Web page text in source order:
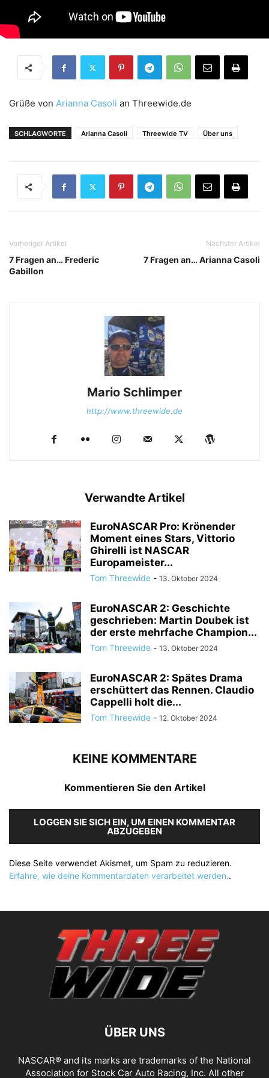
Grüße von Arianna Casoli an Threewide.de
SCHLAGWORTE Arianna Casoli Threewide TV Über uns
Vorheriger Artikel
7 Fragen an… Frederic
Gabillon
Nächster Artikel
7 Fragen an… Arianna Casoli
Mario Schlimper
http://www.threewide.de
Verwandte Artikel
EuroNASCAR Pro: Krönender
Moment eines Stars, Vittorio
Ghirelli ist NASCAR
Europameister...
Tom Threewide - 13. Oktober 2024
EuroNASCAR 2: Geschichte
geschrieben: Martin Doubek ist
der erste mehrfache Champion...
Tom Threewide - 13. Oktober 2024
EuroNASCAR 2: Spätes Drama
erschüttert das Rennen. Claudio
Cappelli holt die...
Tom Threewide - 12. Oktober 2024
KEINE KOMMENTARE
Kommentieren Sie den Artikel
LOGGEN SIE SICH EIN, UM EINEN KOMMENTAR
ABZUGEBEN
Diese Seite verwendet Akismet, um Spam zu reduzieren.
Erfahre, wie deine Kommentardaten verarbeitet werden..
ÜBER UNS
NASCAR® and its marks are trademarks of the National
Association for Stock Car Auto Racing, Inc. All other